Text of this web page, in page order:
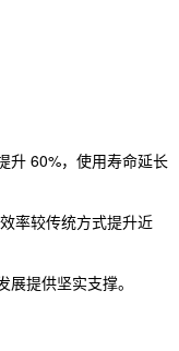
升 60%，使用寿命延长
率较传统方式提升近
提供坚实支撑。​